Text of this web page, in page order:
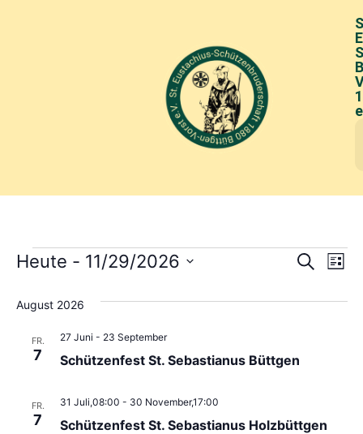
und
SucheListe
Heute - 11/29/2026
August 2026
FR.
7 Schützenfest St. Sebastianus Büttgen
27 Juni - 23 September
FR.
7 Schützenfest St. Sebastianus Holzbüttgen
31 Juli,08:00 - 30 November,17:00